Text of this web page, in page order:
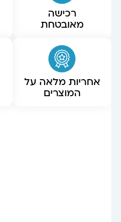
רכישה
מאובטחת
אחריות מלאה על
המוצרים